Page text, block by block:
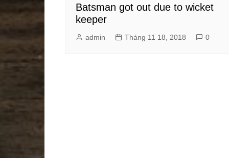
Batsman got out due to wicket
keeper
admin Tháng 11 18, 2018 0